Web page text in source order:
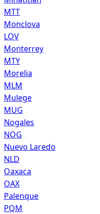
MTT
Monclova
LOV
Monterrey
MTY
Morelia
MLM
Mulege
MUG
Nogales
NOG
Nuevo Laredo
NLD
Oaxaca
OAX
Palenque
PQM